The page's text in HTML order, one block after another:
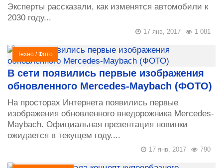
Эксперты рассказали, как изменятся автомобили к
2030 году...
1 081
17 янв, 2017
Техно /Фото
В сети появились первые изображения
обновленного Mercedes-Maybach (ФОТО)
На просторах Интернета появились первые
изображения обновленного внедорожника Mercedes-
Maybach. Официальная презентация новинки
ожидается в текущем году....
790
17 янв, 2017